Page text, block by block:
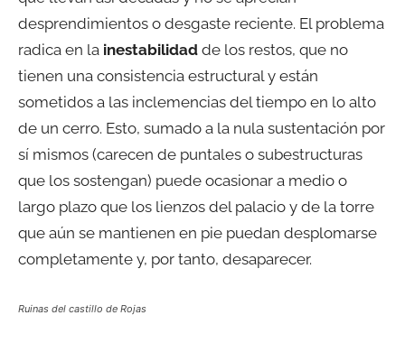
desprendimientos o desgaste reciente. El problema
radica en la inestabilidad de los restos, que no
tienen una consistencia estructural y están
sometidos a las inclemencias del tiempo en lo alto
de un cerro. Esto, sumado a la nula sustentación por
sí mismos (carecen de puntales o subestructuras
que los sostengan) puede ocasionar a medio o
largo plazo que los lienzos del palacio y de la torre
que aún se mantienen en pie puedan desplomarse
completamente y, por tanto, desaparecer.
Ruinas del castillo de Rojas